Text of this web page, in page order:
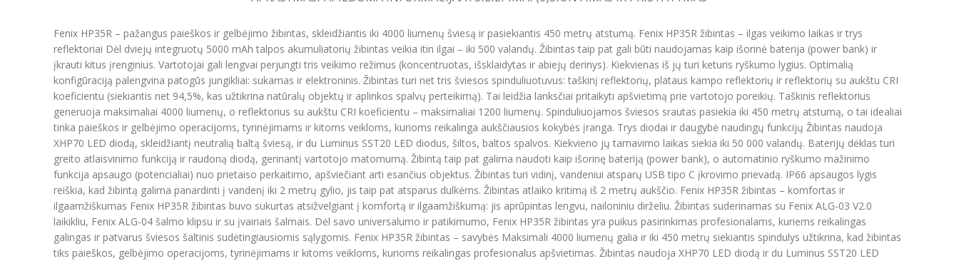
Fenix HP35R – pažangus paieškos ir gelbėjimo žibintas, skleidžiantis iki 4000 liumenų šviesą ir pasiekiantis 450 metrų atstumą. Fenix HP35R žibintas – ilgas veikimo laikas ir trys
reflektoriai Dėl dviejų integruotų 5000 mAh talpos akumuliatorių žibintas veikia itin ilgai – iki 500 valandų. Žibintas taip pat gali būti naudojamas kaip išorinė baterija (power bank) ir
įkrauti kitus įrenginius. Vartotojai gali lengvai perjungti tris veikimo režimus (koncentruotas, išsklaidytas ir abiejų derinys). Kiekvienas iš jų turi keturis ryškumo lygius. Optimalią
konfigūraciją palengvina patogūs jungikliai: sukamas ir elektroninis. Žibintas turi net tris šviesos spinduliuotuvus: taškinį reflektorių, plataus kampo reflektorių ir reflektorių su aukštu CRI
koeficientu (siekiantis net 94,5%, kas užtikrina natūralų objektų ir aplinkos spalvų perteikimą). Tai leidžia lanksčiai pritaikyti apšvietimą prie vartotojo poreikių. Taškinis reflektorius
generuoja maksimaliai 4000 liumenų, o reflektorius su aukštu CRI koeficientu – maksimaliai 1200 liumenų. Spinduliuojamos šviesos srautas pasiekia iki 450 metrų atstumą, o tai idealiai
tinka paieškos ir gelbėjimo operacijoms, tyrinėjimams ir kitoms veikloms, kurioms reikalinga aukščiausios kokybės įranga. Trys diodai ir daugybė naudingų funkcijų Žibintas naudoja
XHP70 LED diodą, skleidžiantį neutralią baltą šviesą, ir du Luminus SST20 LED diodus, šiltos, baltos spalvos. Kiekvieno jų tarnavimo laikas siekia iki 50 000 valandų. Baterijų dėklas turi
greito atlaisvinimo funkciją ir raudoną diodą, gerinantį vartotojo matomumą. Žibintą taip pat galima naudoti kaip išorinę bateriją (power bank), o automatinio ryškumo mažinimo
funkcija apsaugo (potencialiai) nuo prietaiso perkaitimo, apšviečiant arti esančius objektus. Žibintas turi vidinį, vandeniui atsparų USB tipo C įkrovimo prievadą. IP66 apsaugos lygis
reiškia, kad žibintą galima panardinti į vandenį iki 2 metrų gylio, jis taip pat atsparus dulkėms. Žibintas atlaiko kritimą iš 2 metrų aukščio. Fenix HP35R žibintas – komfortas ir
ilgaamžiškumas Fenix HP35R žibintas buvo sukurtas atsižvelgiant į komfortą ir ilgaamžiškumą: jis aprūpintas lengvu, nailoniniu dirželiu. Žibintas suderinamas su Fenix ALG-03 V2.0
laikikliu, Fenix ALG-04 šalmo klipsu ir su įvairiais šalmais. Dėl savo universalumo ir patikimumo, Fenix HP35R žibintas yra puikus pasirinkimas profesionalams, kuriems reikalingas
galingas ir patvarus šviesos šaltinis sudėtingiausiomis sąlygomis. Fenix HP35R žibintas – savybės Maksimali 4000 liumenų galia ir iki 450 metrų siekiantis spindulys užtikrina, kad žibintas
tiks paieškos, gelbėjimo operacijoms, tyrinėjimams ir kitoms veikloms, kurioms reikalingas profesionalus apšvietimas. Žibintas naudoja XHP70 LED diodą ir du Luminus SST20 LED